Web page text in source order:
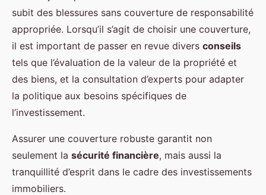
subit des blessures sans couverture de responsabilité
appropriée. Lorsqu’il s’agit de choisir une couverture,
il est important de passer en revue divers conseils
tels que l’évaluation de la valeur de la propriété et
des biens, et la consultation d’experts pour adapter
la politique aux besoins spécifiques de
l’investissement.
Assurer une couverture robuste garantit non
seulement la sécurité financière, mais aussi la
tranquillité d’esprit dans le cadre des investissements
immobiliers.